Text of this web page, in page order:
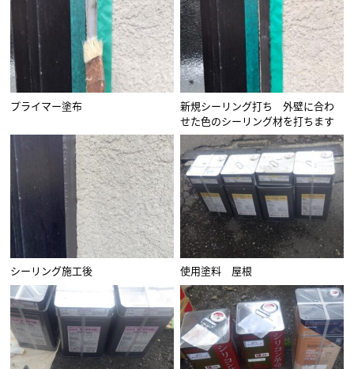
プライマー塗布
新規シーリング打ち 外壁に合わ
せた色のシーリング材を打ちます
シーリング施工後 使用塗料 屋根